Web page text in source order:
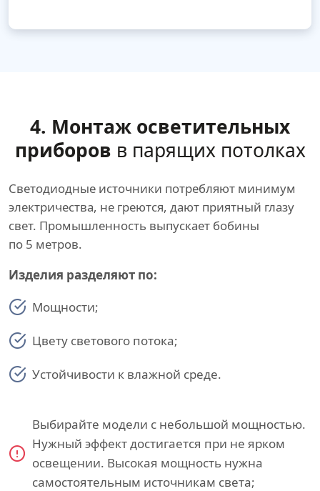
4. Монтаж осветительных
приборов в парящих потолках
Светодиодные источники потребляют минимум
электричества, не греются, дают приятный глазу
свет. Промышленность выпускает бобины
по 5 метров.
Изделия разделяют по:
Мощности;
Цвету светового потока;
Устойчивости к влажной среде.
Выбирайте модели с небольшой мощностью.
Нужный эффект достигается при не ярком
освещении. Высокая мощность нужна
самостоятельным источникам света;